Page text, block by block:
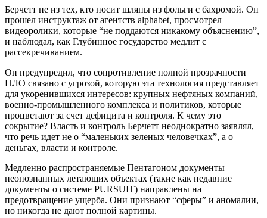
Берчетт не из тех, кто носит шляпы из фольги с бахромой. Он
прошел инструктаж от агентств alphabet, просмотрел
видеоролики, которые “не поддаются никакому объяснению”,
и наблюдал, как Глубинное государство медлит с
рассекречиванием.
Он предупредил, что сопротивление полной прозрачности
НЛО связано с угрозой, которую эта технология представляет
для укоренившихся интересов: крупных нефтяных компаний,
военно-промышленного комплекса и политиков, которые
процветают за счет дефицита и контроля. К чему это
сокрытие? Власть и контроль Берчетт неоднократно заявлял,
что речь идет не о “маленьких зеленых человечках”, а о
деньгах, власти и контроле.
Медленно распространяемые Пентагоном документы
неопознанных летающих объектах (такие как недавние
документы о системе PURSUIT) направлены на
предотвращение ущерба. Они признают “сферы” и аномалии,
но никогда не дают полной картины.